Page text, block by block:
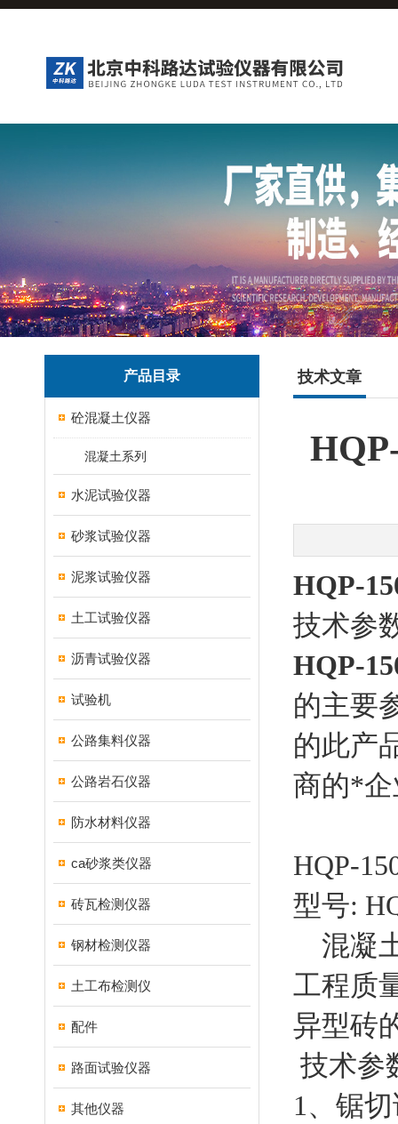
产品目录
砼混凝土仪器
混凝土系列
水泥试验仪器
砂浆试验仪器
泥浆试验仪器
土工试验仪器
沥青试验仪器
试验机
公路集料仪器
公路岩石仪器
防水材料仪器
ca砂浆类仪器
砖瓦检测仪器
钢材检测仪器
土工布检测仪
配件
路面试验仪器
其他仪器
技术文章
HQP-
技术参
HQP-
的主要
的此产
商的*
HQP-
型号:
混凝
工程质
异型砖
技术参
1、锯